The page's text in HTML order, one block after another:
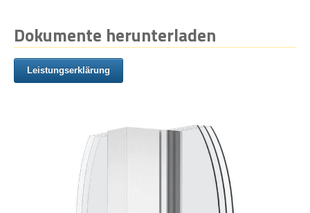
Dokumente herunterladen
Leistungserklärung